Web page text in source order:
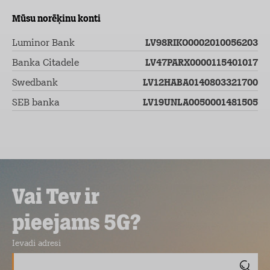
Mūsu norēķinu konti
Luminor Bank LV98RIKO0002010056203
Banka Citadele LV47PARX0000115401017
Swedbank LV12HABA0140803321700
SEB banka LV19UNLA0050001481505
Vai Tev ir
pieejams 5G?
Ievadi adresi